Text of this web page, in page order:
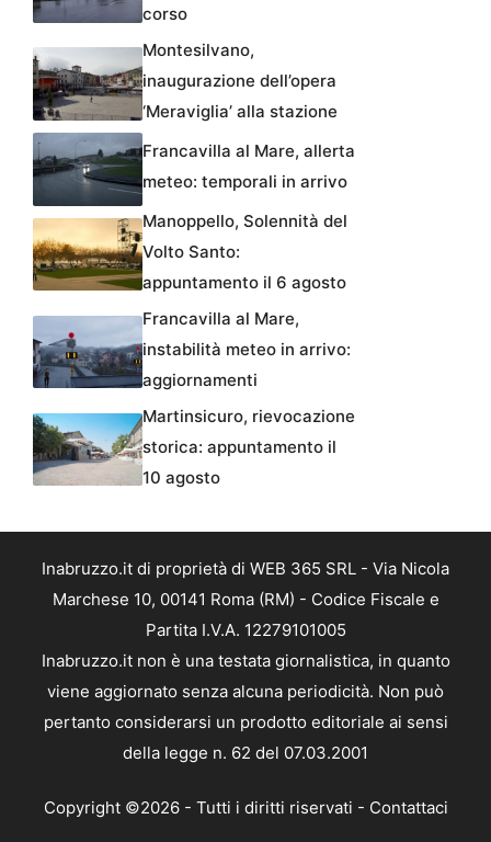
corso
Montesilvano,
inaugurazione dell’opera
‘Meraviglia’ alla stazione
Francavilla al Mare, allerta
meteo: temporali in arrivo
Manoppello, Solennità del
Volto Santo:
appuntamento il 6 agosto
Francavilla al Mare,
instabilità meteo in arrivo:
aggiornamenti
Martinsicuro, rievocazione
storica: appuntamento il
10 agosto
Inabruzzo.it di proprietà di WEB 365 SRL - Via Nicola
Marchese 10, 00141 Roma (RM) - Codice Fiscale e
Partita I.V.A. 12279101005
Inabruzzo.it non è una testata giornalistica, in quanto
viene aggiornato senza alcuna periodicità. Non può
pertanto considerarsi un prodotto editoriale ai sensi
della legge n. 62 del 07.03.2001
Copyright ©2026 - Tutti i diritti riservati - Contattaci